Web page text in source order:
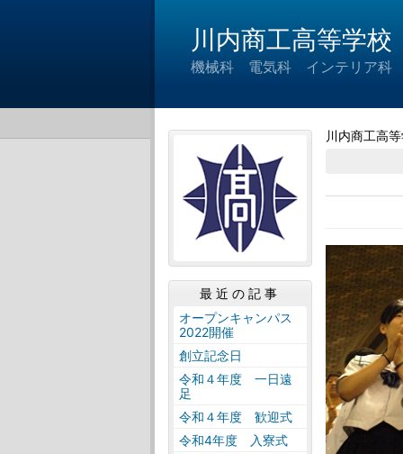
川内商工高等学
機械科 電気科 インテリア科
川内商工高
最近の記事
オープンキャンパス
2022開催
創立記念日
令和４年度 一日遠
足
令和４年度 歓迎式
令和4年度 入寮式